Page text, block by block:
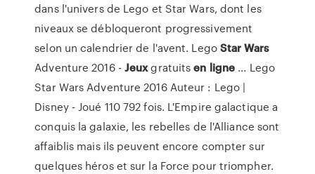
dans l'univers de Lego et Star Wars, dont les
niveaux se débloqueront progressivement
selon un calendrier de l'avent. LegoStar Wars
Adventure 2016 -Jeuxgratuitsen ligne ... Lego
Star Wars Adventure 2016 Auteur : Lego |
Disney - Joué 110 792 fois. L'Empire galactique a
conquis la galaxie, les rebelles de l'Alliance sont
affaiblis mais ils peuvent encore compter sur
quelques héros et sur la Force pour triompher.